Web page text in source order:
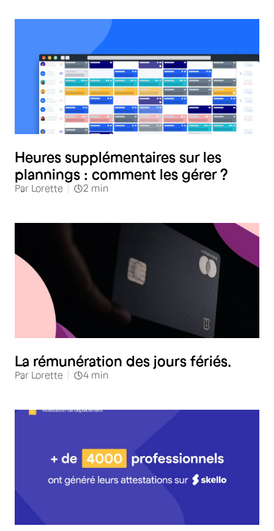
Heures supplémentaires sur les
plannings : comment les gérer ?
Par Lorette 2 min
La rémunération des jours fériés.
Par Lorette 4 min